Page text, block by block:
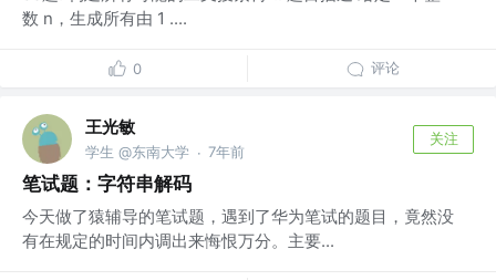
数 n，生成所有由 1 ....
0 评论
王光敏
学生 @东南大学 · 7年前
关注
笔试题：字符串解码
今天做了猿辅导的笔试题，遇到了华为笔试的题目，竟然没
有在规定的时间内调出来悔恨万分。主要...